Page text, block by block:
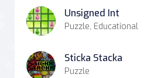
Unsigned Int
Puzzle, Educational
Sticka Stacka
Puzzle